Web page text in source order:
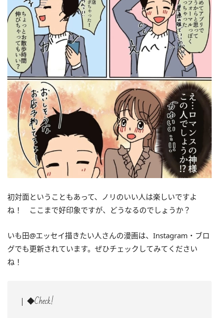
初対面ということもあって、ノリのいい人は楽しいですよ
ね！ ここまで好印象ですが、どうなるのでしょうか？
いも田@エッセイ描きたい人さんの漫画は、Instagram・ブロ
グでも更新されています。ぜひチェックしてみてください
ね！
◆Check!